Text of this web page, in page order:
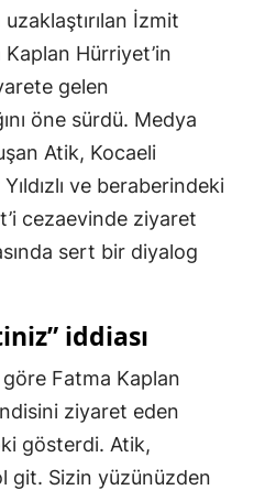
İzmit
Hürriyet’in
gelen
öne sürdü. Medya
Atik, Kocaeli
ve beraberindeki
cezaevinde ziyaret
sert bir diyalog
iddiası
göre Fatma Kaplan
ziyaret eden
gösterdi. Atik,
git. Sizin yüzünüzden